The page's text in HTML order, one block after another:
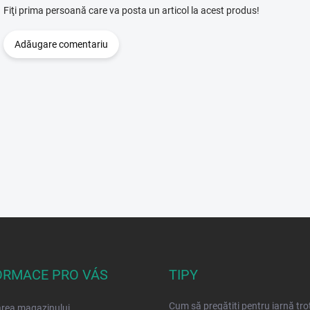
Fiţi prima persoană care va posta un articol la acest produs!
Adăugare comentariu
PRO VÁS
magazinului
TIPY
Cum să pregătiți pentru iarnă